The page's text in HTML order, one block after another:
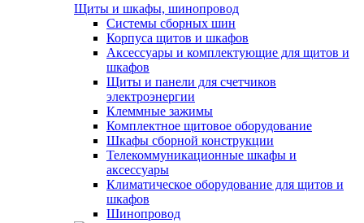
Щиты и шкафы, шинопровод
Системы сборных шин
Корпуса щитов и шкафов
Аксессуары и комплектующие для щитов и
шкафов
Щиты и панели для счетчиков
электроэнергии
Клеммные зажимы
Комплектное щитовое оборудование
Шкафы сборной конструкции
Телекоммуникационные шкафы и
аксессуары
Климатическое оборудование для щитов и
шкафов
Шинопровод